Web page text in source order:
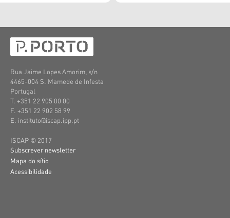
Rua Jaime Lopes Amorim, s/n
4465-004 S. Mamede de Infesta
Portugal
T. +351 22 905 00 00
F. +351 22 902 58 99
E. instituto@iscap.ipp.pt
ISCAP © 2017
Subscrever newsletter
Mapa do sítio
Acessibilidade